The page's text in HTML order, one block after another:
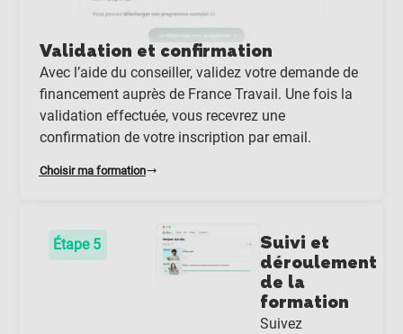
Validation et confirmation
Avec l’aide du conseiller, validez votre demande de
financement auprès de France Travail. Une fois la
validation effectuée, vous recevrez une
confirmation de votre inscription par email.
Choisir ma formation
Étape 5
Suivi et
déroulement
de la
formation
Suivez